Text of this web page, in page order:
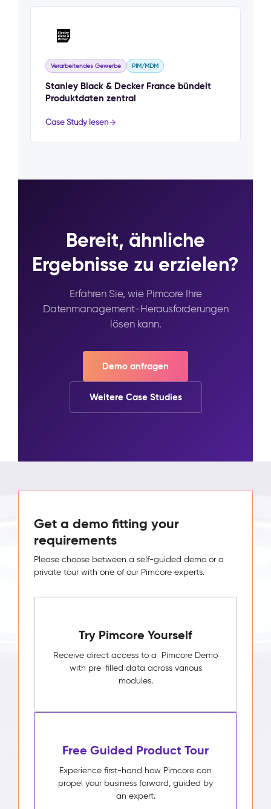
Verarbeitendes Gewerbe PIM/MDM
Stanley Black & Decker France bündelt
Produktdaten zentral
Case Study lesen
Bereit, ähnliche
Ergebnisse zu erzielen?
Erfahren Sie, wie Pimcore Ihre
Datenmanagement-Herausforderungen
lösen kann.
Demo anfragen
Weitere Case Studies
Get a demo fitting your
requirements
Please choose between a self-guided demo or a
private tour with one of our Pimcore experts.
Try Pimcore Yourself
Receive direct access to a Pimcore Demo
with pre-filled data across various
modules.
Free Guided Product Tour
Experience first-hand how Pimcore can
propel your business forward, guided by
an expert.